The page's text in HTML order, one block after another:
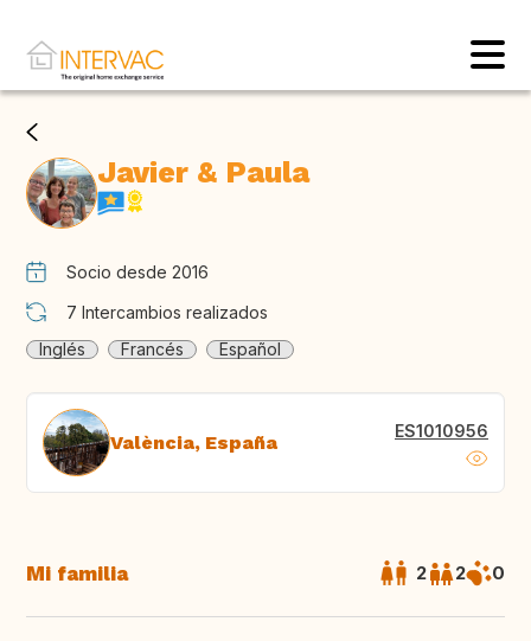
Javier & Paula
Socio desde 2016
7 Intercambios realizados
Inglés
Francés Español
València, España ES1010956
Mi familia 2 2 0